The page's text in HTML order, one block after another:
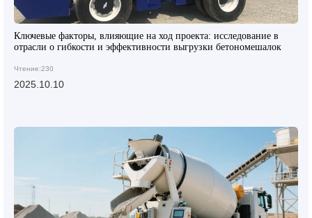
Ключевые факторы, влияющие на ход проекта: исследование в
отрасли о гибкости и эффективности выгрузки бетономешалок
Чтение:230
2025.10.10